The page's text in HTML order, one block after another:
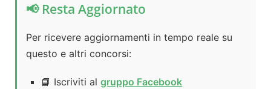
📢 Resta Aggiornato
Per ricevere aggiornamenti in tempo reale su
questo e altri concorsi:
📘 Iscriviti al gruppo Facebook